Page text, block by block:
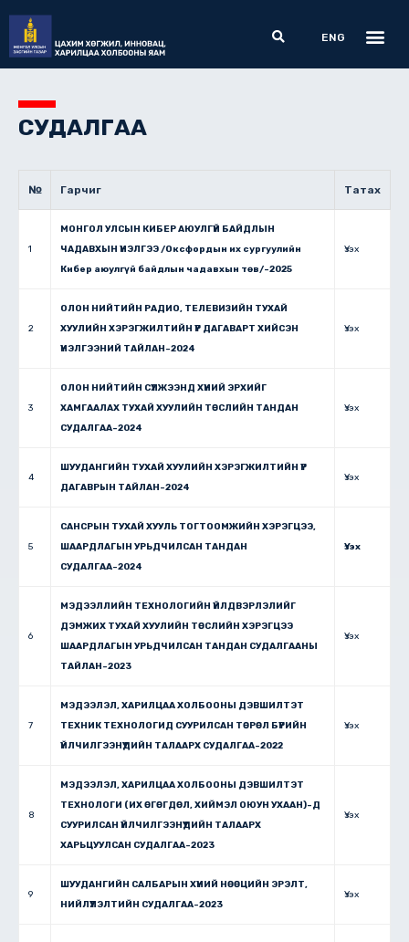
content
Search
ENG
СУДАЛГАА
№ Гарчиг Татах
1
МОНГОЛ УЛСЫН КИБЕР АЮУЛГҮЙ БАЙДЛЫН
ЧАДАВХЫН ҮНЭЛГЭЭ /Оксфордын их сургуулийн
Кибер аюулгүй байдлын чадавхын төв/-2025
Үзэх
2
ОЛОН НИЙТИЙН РАДИО, ТЕЛЕВИЗИЙН ТУХАЙ
ХУУЛИЙН ХЭРЭГЖИЛТИЙН ҮР ДАГАВАРТ ХИЙСЭН
ҮНЭЛГЭЭНИЙ ТАЙЛАН-2024
Үзэх
3
ОЛОН НИЙТИЙН СҮЛЖЭЭНД ХҮНИЙ ЭРХИЙГ
ХАМГААЛАХ ТУХАЙ ХУУЛИЙН ТӨСЛИЙН ТАНДАН
СУДАЛГАА-2024
Үзэх
4
ШУУДАНГИЙН ТУХАЙ ХУУЛИЙН ХЭРЭГЖИЛТИЙН ҮР
ДАГАВРЫН ТАЙЛАН-2024
Үзэх
5
САНСРЫН ТУХАЙ ХУУЛЬ ТОГТООМЖИЙН ХЭРЭГЦЭЭ,
ШААРДЛАГЫН УРЬДЧИЛСАН ТАНДАН
СУДАЛГАА-2024
Үзэх
6
МЭДЭЭЛЛИЙН ТЕХНОЛОГИЙН ҮЙЛДВЭРЛЭЛИЙГ
ДЭМЖИХ ТУХАЙ ХУУЛИЙН ТӨСЛИЙН ХЭРЭГЦЭЭ
ШААРДЛАГЫН УРЬДЧИЛСАН ТАНДАН СУДАЛГААНЫ
ТАЙЛАН-2023
Үзэх
7
МЭДЭЭЛЭЛ, ХАРИЛЦАА ХОЛБООНЫ ДЭВШИЛТЭТ
ТЕХНИК ТЕХНОЛОГИД СУУРИЛСАН ТӨРӨЛ БҮРИЙН
ҮЙЛЧИЛГЭЭНҮҮДИЙН ТАЛААРХ СУДАЛГАА-2022
Үзэх
8
МЭДЭЭЛЭЛ, ХАРИЛЦАА ХОЛБООНЫ ДЭВШИЛТЭТ
ТЕХНОЛОГИ (ИХ ӨГӨГДӨЛ, ХИЙМЭЛ ОЮУН УХААН)-Д
СУУРИЛСАН ҮЙЛЧИЛГЭЭНҮҮДИЙН ТАЛААРХ
ХАРЬЦУУЛСАН СУДАЛГАА-2023
Үзэх
9
ШУУДАНГИЙН САЛБАРЫН ХҮНИЙ НӨӨЦИЙН ЭРЭЛТ,
НИЙЛҮҮЛЭЛТИЙН СУДАЛГАА-2023
Үзэх